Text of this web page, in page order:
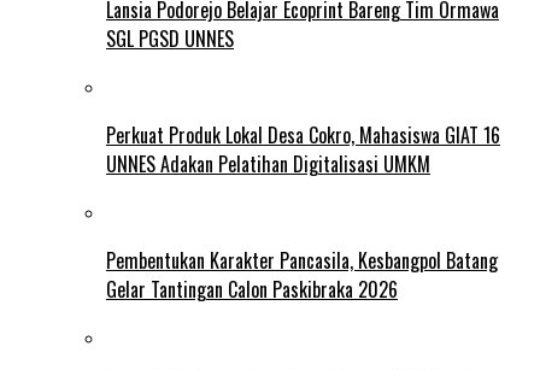
Lansia Podorejo Belajar Ecoprint Bareng Tim Ormawa
SGL PGSD UNNES
Perkuat Produk Lokal Desa Cokro, Mahasiswa GIAT 16
UNNES Adakan Pelatihan Digitalisasi UMKM
Pembentukan Karakter Pancasila, Kesbangpol Batang
Gelar Tantingan Calon Paskibraka 2026